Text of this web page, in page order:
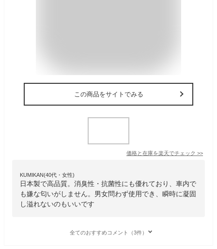
この商品をサイトでみる
価格と在庫を楽天でチェック >>
KUMIKAN(40代・女性)
日本製で高品質。消臭性・抗菌性にも優れており、車内で
も嫌な匂いがしません。男女問わず使用でき、瞬時に凝固
し溢れないのもいいです
全てのおすすめコメント（3件）